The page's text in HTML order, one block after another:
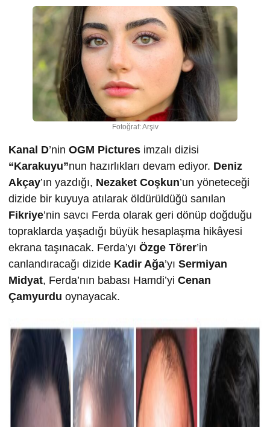
Fotoğraf: Arşiv
Kanal D’nin OGM Pictures imzalı dizisi
“Karakuyu”nun hazırlıkları devam ediyor. Deniz
Akçay’ın yazdığı, Nezaket Coşkun’un yöneteceği
dizide bir kuyuya atılarak öldürüldüğü sanılan
Fikriye’nin savcı Ferda olarak geri dönüp doğduğu
topraklarda yaşadığı büyük hesaplaşma hikâyesi
ekrana taşınacak. Ferda’yı Özge Törer’in
canlandıracağı dizide Kadir Ağa’yı Sermiyan
Midyat, Ferda’nın babası Hamdi’yi Cenan
Çamyurdu oynayacak.